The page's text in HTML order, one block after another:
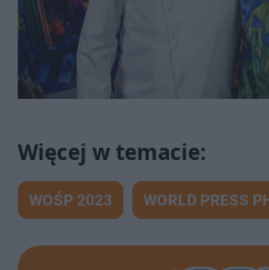
WOŚP 2023 WORLD PRESS